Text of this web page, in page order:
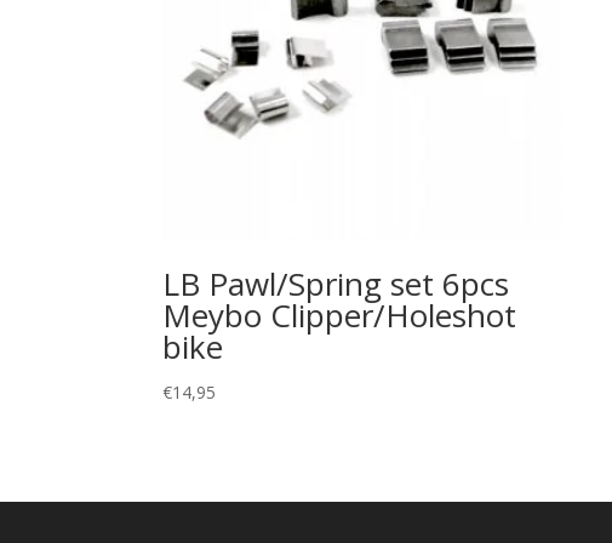
LB Pawl/Spring set 6pcs
Meybo Clipper/Holeshot
bike
€14,95